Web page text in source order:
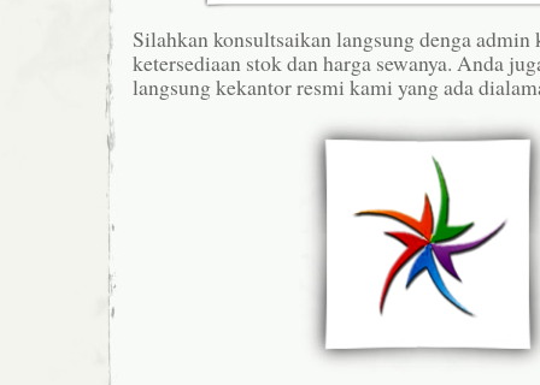
Silahkan konsultsaikan langsung denga admin
ketersediaan stok dan harga sewanya. Anda
langsung kekantor resmi kami yang ada